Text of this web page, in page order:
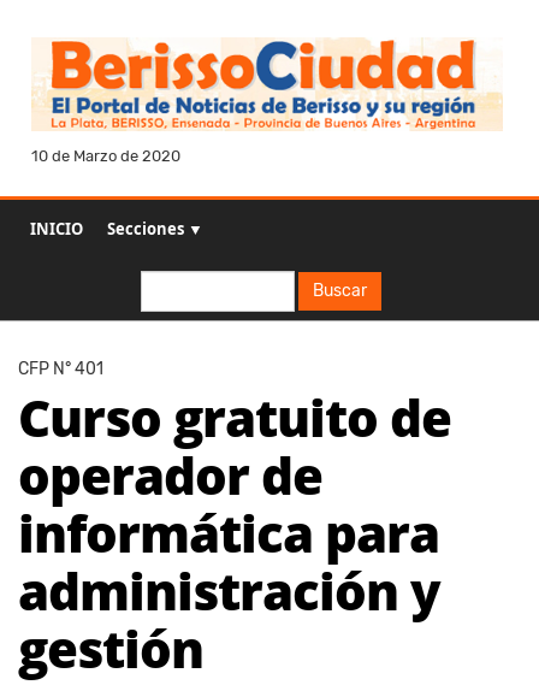
10 de Marzo de 2020
INICIO Secciones ▼
Buscar
CFP N° 401
Curso gratuito de
operador de
informática para
administración y
gestión